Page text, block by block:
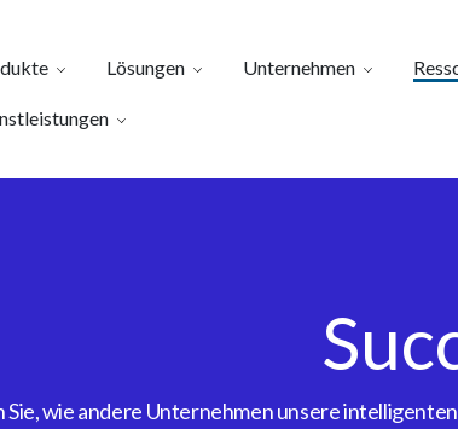
Lösungen Unternehmen
Sie, wie andere Unternehmen unsere